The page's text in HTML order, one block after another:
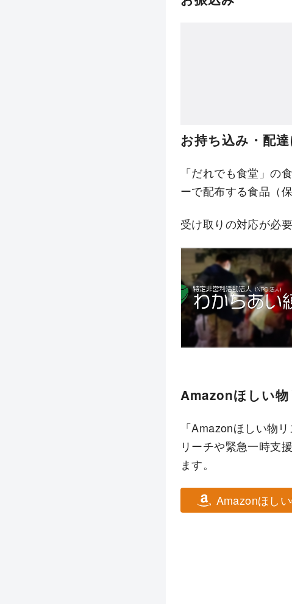
お持ち込み・配
「だれでも食堂」の
ーで配布する食品（
受け取りの対応が必
Amazonほしい
「Amazonほしい物
リーチや緊急一時支
ます。
Amazonほし